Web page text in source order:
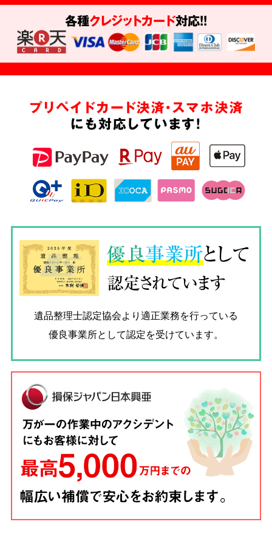
各種クレジットカード対応!!
プリペイドカード決済・スマホ決済
にも対応しています!
優良事業所として
認定されています
遺品整理士認定協会より適正業務を行っている
優良事業所として認定を受けています。